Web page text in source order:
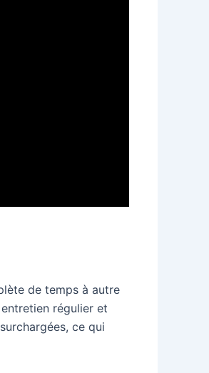
de temps à autre
régulier et
ce qui